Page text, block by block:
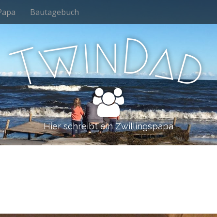
Bautagebuch
TwinDad
Hier schreibt ein Zwillingspapa